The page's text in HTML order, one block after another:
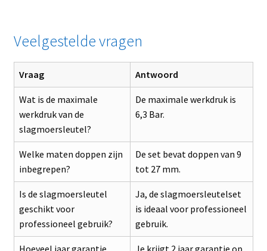
Veelgestelde vragen
Vraag Antwoord
Wat is de maximale
werkdruk van de
slagmoersleutel?
De maximale werkdruk is
6,3 Bar.
Welke maten doppen zijn
inbegrepen?
De set bevat doppen van 9
tot 27 mm.
Is de slagmoersleutel
geschikt voor
professioneel gebruik?
Ja, de slagmoersleutelset
is ideaal voor professioneel
gebruik.